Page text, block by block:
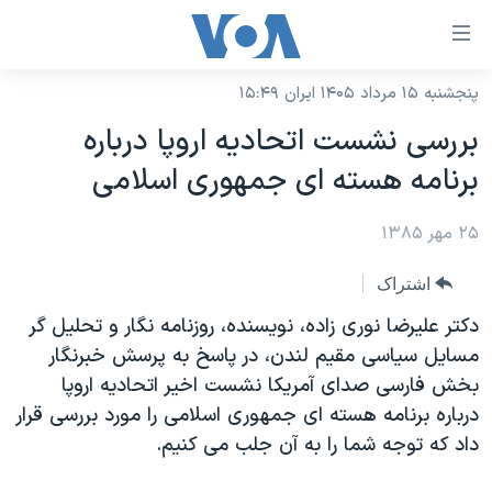
لینکهای
دسترسی
جهش
محتوای
اصلی
صفحه
اصلی
جهش
به
جستجو
نسخه سبک وب‌سایت
موضوع ها
ایران
آمریکا
جهان
ورزشی
گزیده‌ها
ویژه برنامه‌ها
برنامه های تلویزیونی
جدول برنامه ها
صفحه‌های ویژه
جام جهانی ۲۰۲۶
عملیات خشم حماسی
۲۵۰سالگی آمریکا
فرکانس‌های صدای آمریکا
پخش رادیویی
یادگیری زبان انگلیسی
پنجشنبه ۱۵ مرداد ۱۴۰۵ ایران ۱۵:۴۹
بررسی نشست اتحاديه اروپا درباره
برنامه هسته ای جمهوری اسلامی
۲۵ مهر ۱۳۸۵
اشتراک
دکتر عليرضا نوری زاده، نويسنده، روزنامه نگار و تحليل گر
مسايل سياسی مقيم لندن، در پاسخ به پرسش خبرنگار
بخش فارسی صدای آمريکا نشست اخير اتحاديه اروپا
درباره برنامه هسته ای جمهوری اسلامی را مورد بررسی قرار
داد که توجه شما را به آن جلب می کنيم.